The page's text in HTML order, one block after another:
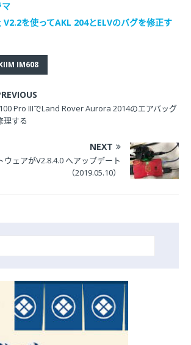
を使ってAKL 204とELVのバグを修正す
IM608
Pro IIIでLand Rover Aurora 2014のエアバッグ
理する
NEXT
ウェアがV2.8.4.0 へアップデート
（2019.05.10）